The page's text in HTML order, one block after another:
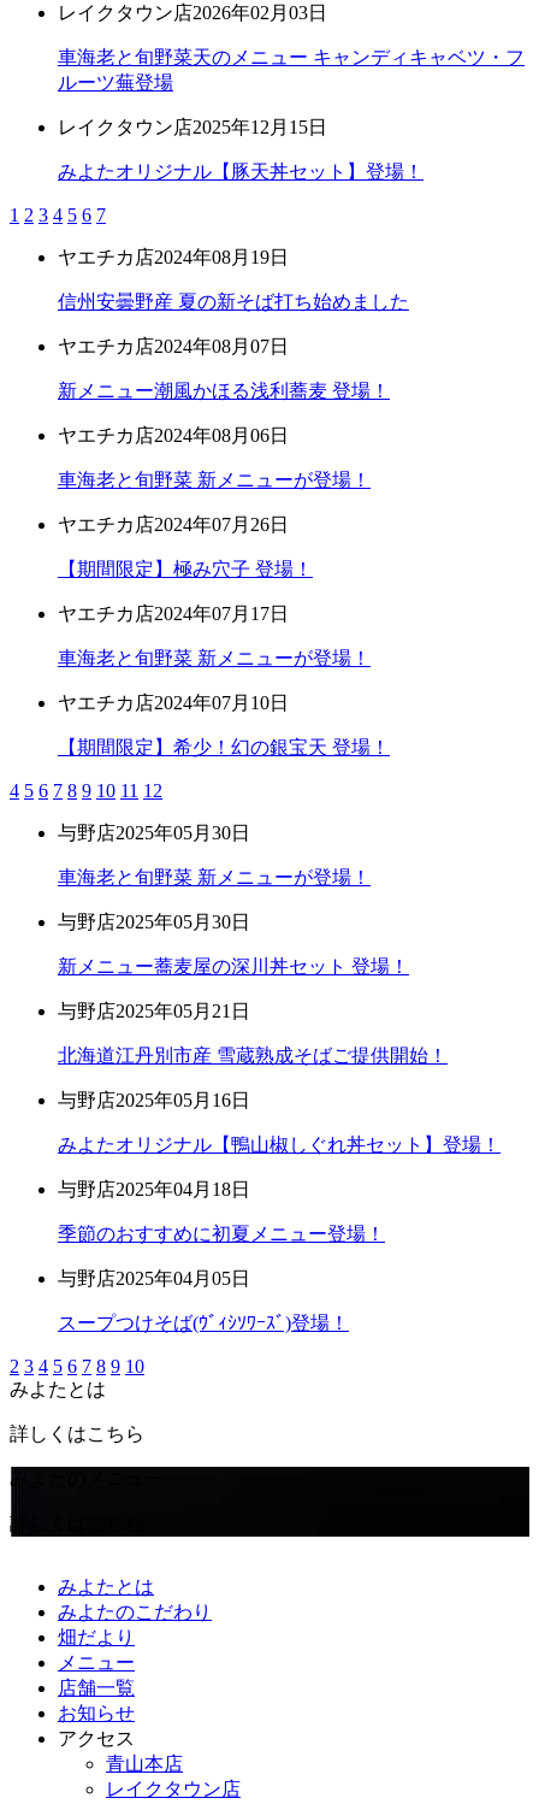
レイクタウン店2026年02月03日
車海老と旬野菜天のメニュー キャンディキャベツ・フ
ルーツ蕪登場
レイクタウン店2025年12月15日
みよたオリジナル【豚天丼セット】登場！
1 2 3 4 5 6 7
ヤエチカ店2024年08月19日
信州安曇野産 夏の新そば打ち始めました
ヤエチカ店2024年08月07日
新メニュー潮風かほる浅利蕎麦 登場！
ヤエチカ店2024年08月06日
車海老と旬野菜 新メニューが登場！
ヤエチカ店2024年07月26日
【期間限定】極み穴子 登場！
ヤエチカ店2024年07月17日
車海老と旬野菜 新メニューが登場！
ヤエチカ店2024年07月10日
【期間限定】希少！幻の銀宝天 登場！
4 5 6 7 8 9 10 11 12
与野店2025年05月30日
車海老と旬野菜 新メニューが登場！
与野店2025年05月30日
新メニュー蕎麦屋の深川丼セット 登場！
与野店2025年05月21日
北海道江丹別市産 雪蔵熟成そばご提供開始！
与野店2025年05月16日
みよたオリジナル【鴨山椒しぐれ丼セット】登場！
与野店2025年04月18日
季節のおすすめに初夏メニュー登場！
与野店2025年04月05日
スープつけそば(ｳﾞｨｼｿﾜｰｽﾞ)登場！
2 3 4 5 6 7 8 9 10
みよたとは
詳しくはこちら
みよたのメニュー
詳しくはこちら
みよたとは
みよたのこだわり
畑だより
メニュー
店舗一覧
お知らせ
アクセス
青山本店
レイクタウン店